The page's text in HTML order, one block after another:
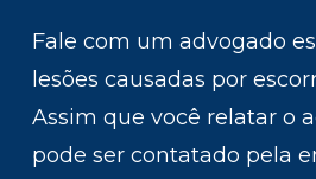
Fale com um advogado
lesões causadas por
Assim que você relatar o
pode ser contatado pela